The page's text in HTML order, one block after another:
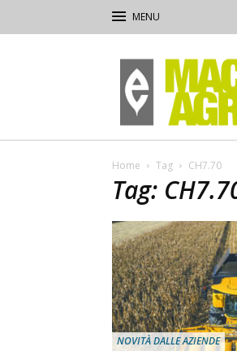
Macchine
Agricole
Home Tag CH7.70
Tag:
NOVITÀ DALLE AZIENDE